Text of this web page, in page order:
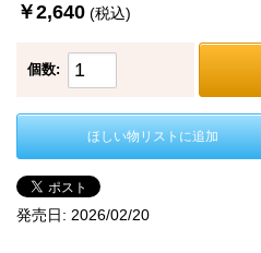
￥2,640 (税込)
個数:
ほしい物リストに追加
発売日: 2026/02/20